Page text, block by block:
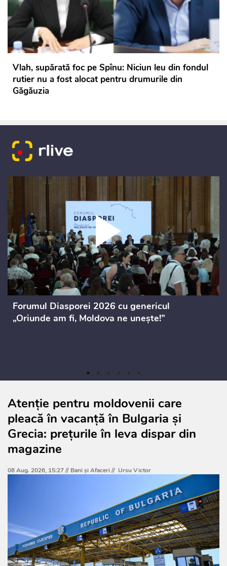
Vlah, supărată foc pe Spînu: Niciun leu din fondul
rutier nu a fost alocat pentru drumurile din
Găgăuzia
Forumul Diasporei 2026 cu genericul
„Oriunde am fi, Moldova ne unește!”
Atenție pentru moldovenii care
pleacă în vacanță în Bulgaria și
Grecia: prețurile în leva dispar din
magazine
08 Aug. 2026, 15:27 // Bani și Afaceri// Ursu Victor